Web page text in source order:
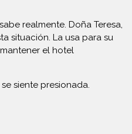
realmente. Doña Teresa,
situación. La usa para su
el hotel
siente presionada.